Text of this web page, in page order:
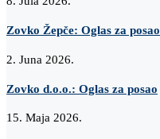
Zovko Žepče: Oglas za posao
2. Juna 2026.
Zovko d.o.o.: Oglas za posao
15. Maja 2026.